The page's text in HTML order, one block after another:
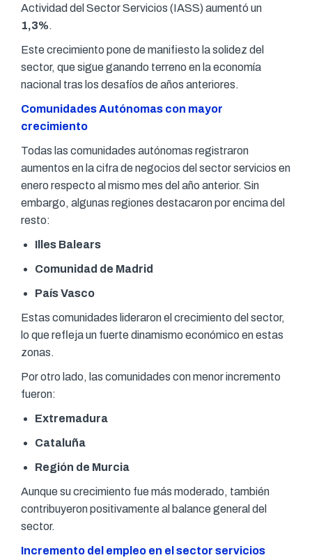
Actividad del Sector Servicios (IASS) aumentó un
1,3%.
Este crecimiento pone de manifiesto la solidez del
sector, que sigue ganando terreno en la economía
nacional tras los desafíos de años anteriores.
Comunidades Autónomas con mayor
crecimiento
Todas las comunidades autónomas registraron
aumentos en la cifra de negocios del sector servicios en
enero respecto al mismo mes del año anterior. Sin
embargo, algunas regiones destacaron por encima del
resto:
Illes Balears
Comunidad de Madrid
País Vasco
Estas comunidades lideraron el crecimiento del sector,
lo que refleja un fuerte dinamismo económico en estas
zonas.
Por otro lado, las comunidades con menor incremento
fueron:
Extremadura
Cataluña
Región de Murcia
Aunque su crecimiento fue más moderado, también
contribuyeron positivamente al balance general del
sector.
Incremento del empleo en el sector servicios